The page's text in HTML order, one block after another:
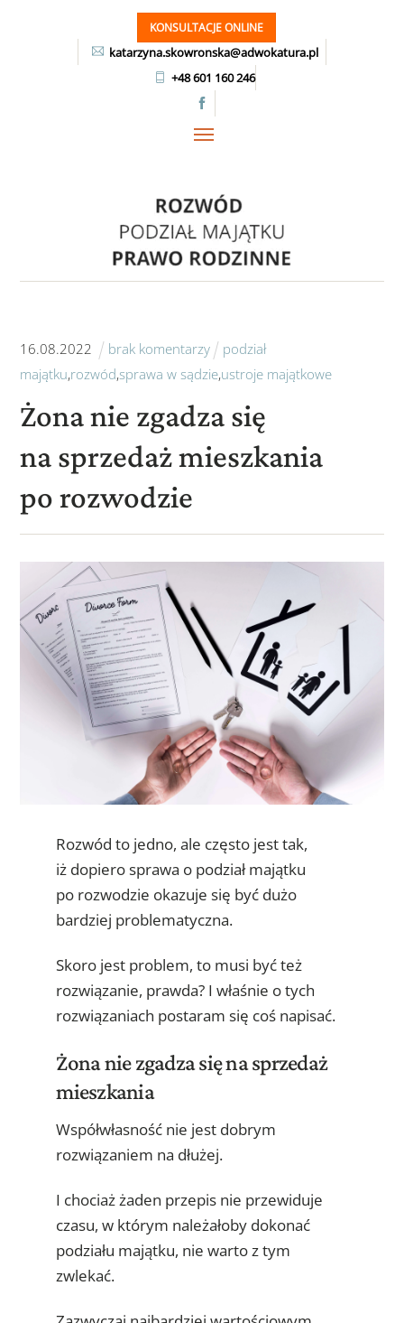
KONSULTACJE ONLINE
katarzyna.skowronska@adwokatura.pl
+48 601 160 246
Menu
16.08.2022 brak komentarzy
podział
majątku,rozwód,sprawa w sądzie,ustroje majątkowe
Żona nie zgadza się
na sprzedaż mieszkania
po rozwodzie
Rozwód to jedno, ale często jest tak,
iż dopiero sprawa o podział majątku
po rozwodzie okazuje się być dużo
bardziej problematyczna.
Skoro jest problem, to musi być też
rozwiązanie, prawda? I właśnie o tych
rozwiązaniach postaram się coś napisać.
Żona nie zgadza się na sprzedaż
mieszkania
Współwłasność nie jest dobrym
rozwiązaniem na dłużej.
I chociaż żaden przepis nie przewiduje
czasu, w którym należałoby dokonać
podziału majątku, nie warto z tym
zwlekać.